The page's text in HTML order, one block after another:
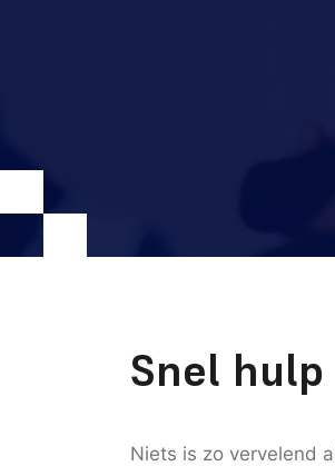
Snel
Niets is zo vervelend